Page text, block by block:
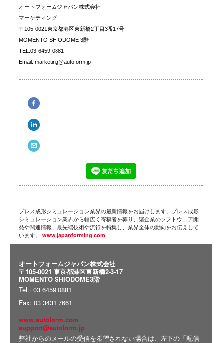
オートフォームジャパン株式会社
マーケティング
〒105-0021東京都港区東新橋2丁目3番17号
MOMENTO SHIODOME 3階
TEL:03-6459-0881
Email: marketing@autoform.jp
プレス成形シミュレーション業界の最新情報をお届けします。プレス成形
シミュレーション業界から幅広く寄稿者を募り、諸企業のソフトウェア開
発や関連情報、最先端技術や流行を特集し、業界全体の動向をお伝えして
います。
www.japanforming.com
オートフォームジャパン株式会社
〒105-0021 東京都港区東新橋2‐3‐17
MOMENTO SHIODOME3階
Tel.: 03 6459 0881
Fax: 03 3431 7661
www.autoform.com
support@autoform.jp
弊社からのメールの受信を希望されない場合は、左下の「配信